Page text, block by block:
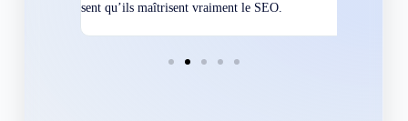
sent qu’ils maîtrisent vraiment le SEO.